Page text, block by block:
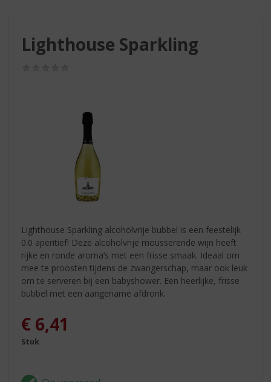
Lighthouse Sparkling
Lighthouse Sparkling alcoholvrije bubbel is een feestelijk
0.0 aperitief! Deze alcoholvrije mousserende wijn heeft
rijke en ronde aroma’s met een frisse smaak. Ideaal om
mee te proosten tijdens de zwangerschap, maar ook leuk
om te serveren bij een babyshower. Een heerlijke, frisse
bubbel met een aangename afdronk.
€ 6,41
Stuk